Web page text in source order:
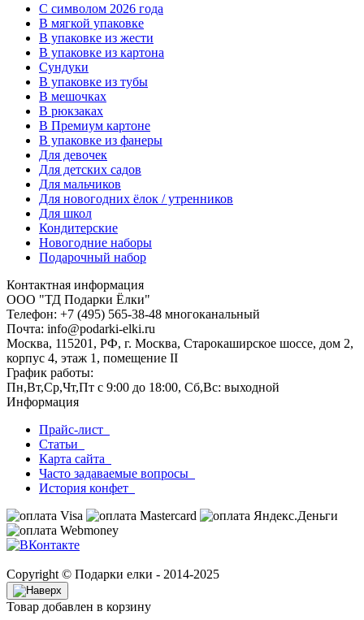
C символом 2026 года
В мягкой упаковке
В упаковке из жести
В упаковке из картона
Сундуки
В упаковке из тубы
В мешочках
В рюкзаках
В Премиум картоне
В упаковке из фанеры
Для девочек
Для детских садов
Для мальчиков
Для новогодних ёлок / утренников
Для школ
Кондитерские
Новогодние наборы
Подарочный набор
Контактная информация
ООО "ТД Подарки Ёлки"
Телефон: +7 (495) 565-38-48 многоканальный
Почта: info@podarki-elki.ru
Москва, 115201, РФ, г. Москва, Старокаширское шоссе, дом 2,
корпус 4, этаж 1, помещение II
График работы:
Пн,Вт,Ср,Чт,Пт с 9:00 до 18:00, Сб,Вс: выходной
Информация
Прайс-лист
Статьи
Карта сайта
Часто задаваемые вопросы
История конфет
Copyright © Подарки елки - 2014-2025
Товар добавлен в корзину